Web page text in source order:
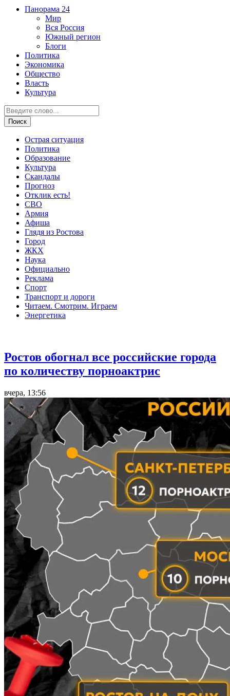
Панорама 24
Мир
Вся Россия
Южный регион
Блоги
Политика
Экономика
Общество
Власть
Культура
Острая ситуация
Политика
Образование
Культура
Скандалы
Прогноз
Отклик есть!
СВО
Армия
Афиша
Глядя из Ростова
Город
ЖКХ
Наука
Официально
Реклама
Спорт
Транспорт и дороги
Читаем. Смотрим. Играем
Энергетика
Ростов обогнал все российские города
по количеству порноактрис
вчера, 13:56